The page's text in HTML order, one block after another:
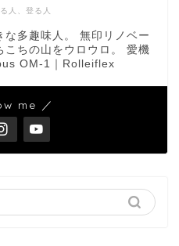
人、登る人
多趣味人。 無印リノベー
こちの山をウロウロ。 愛機
OM-1｜Rolleiflex
me ／